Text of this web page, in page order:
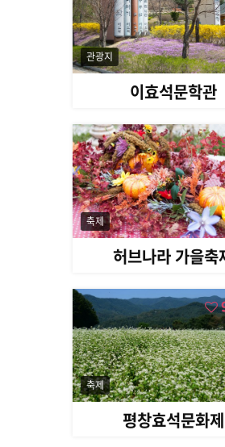
이효석문학관
관광지
허브나라 가을축
축제
평창효석문화제
축제